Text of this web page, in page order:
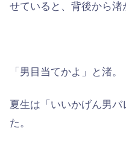
せていると、背後から渚
「男目当てかよ」と渚。
夏生は「いいかげん男
た。